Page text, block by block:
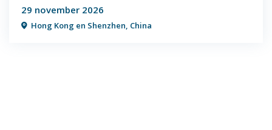
29 november 2026
Hong Kong en Shenzhen, China